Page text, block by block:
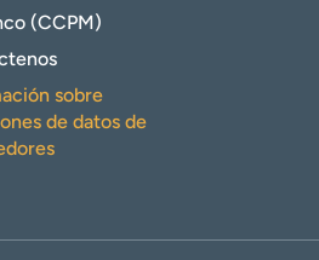
(CCPM)
sobre
de datos de